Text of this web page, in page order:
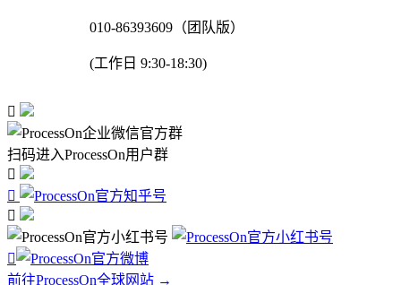
010-86393609（团队版）
(工作日 9:30-18:30)

扫码进入ProcessOn用户群




前往ProcessOn全球网站 →